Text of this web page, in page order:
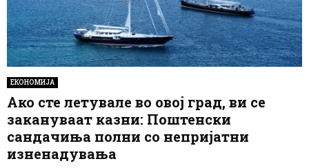
ЕКОНОМИЈА
Ако сте летувале во овој град, ви се
закануваат казни: Поштенски
сандачиња полни со непријатни
изненадувања